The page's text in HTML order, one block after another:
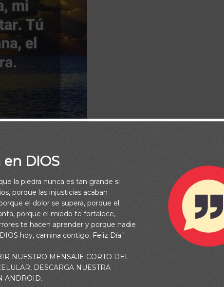
Oración para la salud
cuerpo
cuerpo.
y si hubiere cometido pecados, le serán
DIOS
la piedra nunca es tan grande si
porque las injusticias acaban
el dolor se supera, porque el
porque el miedo te fortalece,
te hacen aprender y porque nadie
hoy, camina contigo. Feliz Día."
NUESTRO MENSAJE CORTO DEL
DESCARGA NUESTRA
ANDROID.